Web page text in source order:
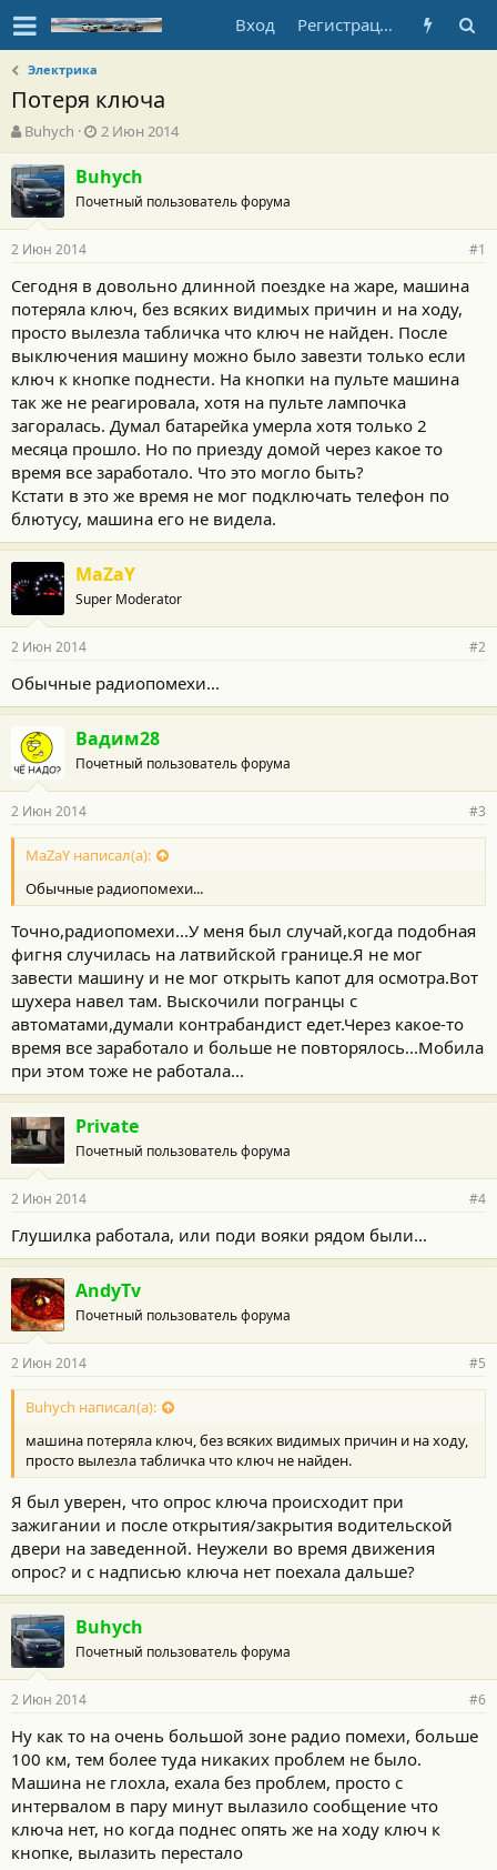
Вход Регистрация
Электрика
Потеря ключа
А
в
т
о
р
т
е
м
ы
Buhych
Д
а
т
а
н
а
а
л
а
2 Июн 2014
Buhych
Почетный пользователь форума
2 Июн 2014 #1
Сегодня в довольно длинной поездке на жаре, машина
потеряла ключ, без всяких видимых причин и на ходу,
просто вылезла табличка что ключ не найден. После
выключения машину можно было завезти только если
ключ к кнопке поднести. На кнопки на пульте машина
так же не реагировала, хотя на пульте лампочка
загоралась. Думал батарейка умерла хотя только 2
месяца прошло. Но по приезду домой через какое то
время все заработало. Что это могло быть?
Кстати в это же время не мог подключать телефон по
блютусу, машина его не видела.
MaZaY
Super Moderator
2 Июн 2014 #2
Обычные радиопомехи...
Вадим28
Почетный пользователь форума
2 Июн 2014 #3
MaZaY написал(а):
Обычные радиопомехи...
Точно,радиопомехи...У меня был случай,когда подобная
фигня случилась на латвийской границе.Я не мог
завести машину и не мог открыть капот для осмотра.Вот
шухера навел там. Выскочили погранцы с
автоматами,думали контрабандист едет.Через какое-то
время все заработало и больше не повторялось...Мобила
при этом тоже не работала...
Private
Почетный пользователь форума
2 Июн 2014 #4
Глушилка работала, или поди вояки рядом были...
AndyTv
Почетный пользователь форума
2 Июн 2014 #5
Buhych написал(а):
машина потеряла ключ, без всяких видимых причин и на ходу,
просто вылезла табличка что ключ не найден.
Я был уверен, что опрос ключа происходит при
зажигании и после открытия/закрытия водительской
двери на заведенной. Неужели во время движения
опрос? и с надписью ключа нет поехала дальше?
Buhych
Почетный пользователь форума
2 Июн 2014 #6
Ну как то на очень большой зоне радио помехи, больше
100 км, тем более туда никаких проблем не было.
Машина не глохла, ехала без проблем, просто с
интервалом в пару минут вылазило сообщение что
ключа нет, но когда поднес опять же на ходу ключ к
кнопке, вылазить перестало